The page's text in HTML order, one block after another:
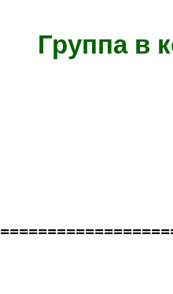
Группа в